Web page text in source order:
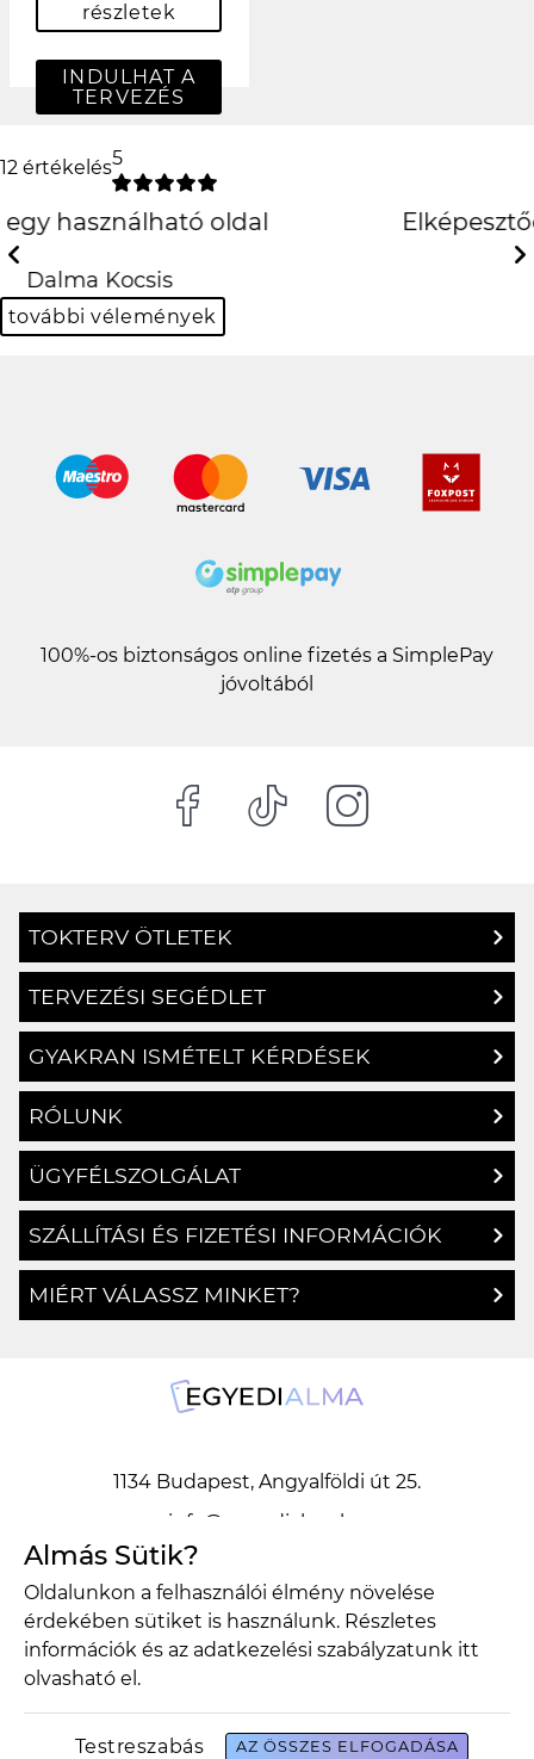
részletek
INDULHAT A
TERVEZÉS
12 értékelés5
Elképesztően jó lett, köszönöm
Kinga Borsos-Kuti
Previous
további vélemények
100%-os biztonságos online fizetés a SimplePay
jóvoltából
TOKTERV ÖTLETEK
TERVEZÉSI SEGÉDLET
GYAKRAN ISMÉTELT KÉRDÉSEK
RÓLUNK
ÜGYFÉLSZOLGÁLAT
SZÁLLÍTÁSI ÉS FIZETÉSI INFORMÁCIÓK
MIÉRT VÁLASSZ MINKET?
1134 Budapest, Angyalföldi út 25.
info@egyedialma.hu
1134 Budapest, Angyalföldi út 25.
info@egyedialma.hu
Almás Sütik?
Oldalunkon a felhasználói élmény növelése
érdekében sütiket is használunk. Részletes
információk és az adatkezelési szabályzatunk itt
olvasható el.
Testreszabás AZ ÖSSZES ELFOGADÁSA